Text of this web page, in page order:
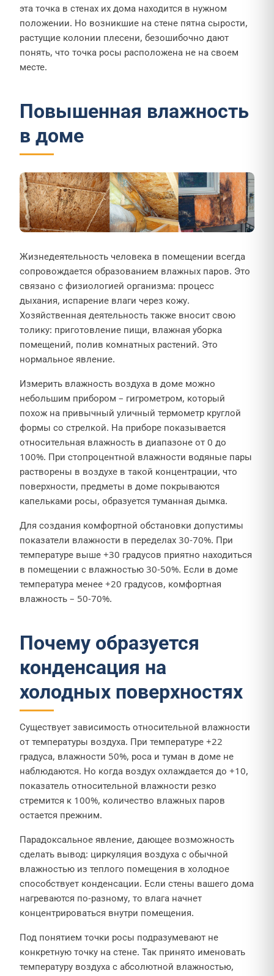
эта точка в стенах их дома находится в нужном
положении. Но возникшие на стене пятна сырости,
растущие колонии плесени, безошибочно дают
понять, что точка росы расположена не на своем
месте.
Повышенная влажность
в доме
Жизнедеятельность человека в помещении всегда
сопровождается образованием влажных паров. Это
связано с физиологией организма: процесс
дыхания, испарение влаги через кожу.
Хозяйственная деятельность также вносит свою
толику: приготовление пищи, влажная уборка
помещений, полив комнатных растений. Это
нормальное явление.
Измерить влажность воздуха в доме можно
небольшим прибором – гигрометром, который
похож на привычный уличный термометр круглой
формы со стрелкой. На приборе показывается
относительная влажность в диапазоне от 0 до
100%. При стопроцентной влажности водяные пары
растворены в воздухе в такой концентрации, что
поверхности, предметы в доме покрываются
капельками росы, образуется туманная дымка.
Для создания комфортной обстановки допустимы
показатели влажности в переделах 30-70%. При
температуре выше +30 градусов приятно находиться
в помещении с влажностью 30-50%. Если в доме
температура менее +20 градусов, комфортная
влажность – 50-70%.
Почему образуется
конденсация на
холодных поверхностях
Существует зависимость относительной влажности
от температуры воздуха. При температуре +22
градуса, влажности 50%, роса и туман в доме не
наблюдаются. Но когда воздух охлаждается до +10,
показатель относительной влажности резко
стремится к 100%, количество влажных паров
остается прежним.
Парадоксальное явление, дающее возможность
сделать вывод: циркуляция воздуха с обычной
влажностью из теплого помещения в холодное
способствует конденсации. Если стены вашего дома
нагреваются по-разному, то влага начнет
концентрироваться внутри помещения.
Под понятием точки росы подразумевают не
конкретную точку на стене. Так принято именовать
температуру воздуха с абсолютной влажностью,